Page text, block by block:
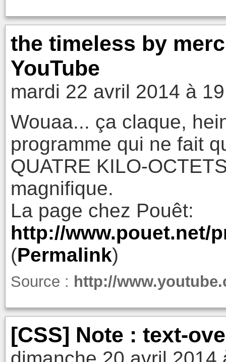
the timeless by
YouTube
mardi 22 avril 2014 à
Wouaa... ça claque,
programme qui ne fait
QUATRE KILO-
magnifique.
La page chez Pouêt:
http://www.pouet.net/
(Permalink)
Source : http://
[CSS] Note : text-